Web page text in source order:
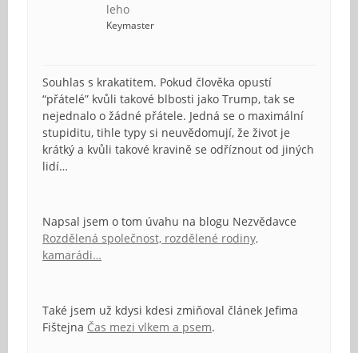
leho
Keymaster
Souhlas s krakatitem. Pokud člověka opustí
“přátelé” kvůli takové blbosti jako Trump, tak se
nejednalo o žádné přátele. Jedná se o maximální
stupiditu, tihle typy si neuvědomují, že život je
krátký a kvůli takové kravině se odříznout od jiných
lidí…
Napsal jsem o tom úvahu na blogu Nezvědavce
Rozdělená společnost, rozdělené rodiny,
kamarádi…
Také jsem už kdysi kdesi zmiňoval článek Jefima
Fištejna Čas mezi vlkem a psem.